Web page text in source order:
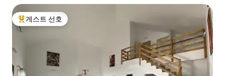
상위 게스트 선호
게스트 선호